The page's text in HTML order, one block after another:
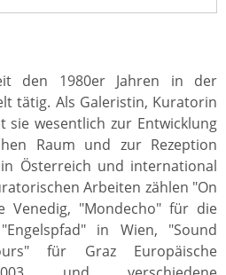
den 1980er Jahren in der
tätig. Als Galeristin, Kuratorin
sie wesentlich zur Entwicklung
Raum und zur Rezeption
Österreich und international
Arbeiten zählen "On
Venedig, "Mondecho" für die
in Wien, "Sound
für Graz Europäische